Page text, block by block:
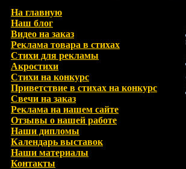
На главную
Наш блог
Видео на заказ
Реклама товара в стихах
Стихи для рекламы
Акростихи
Стихи на конкурс
Приветствие в стихах на конкурс
Свечи на заказ
Реклама на нашем сайте
Отзывы о нашей работе
Наши дипломы
Календарь выставок
Наши материалы
Контакты